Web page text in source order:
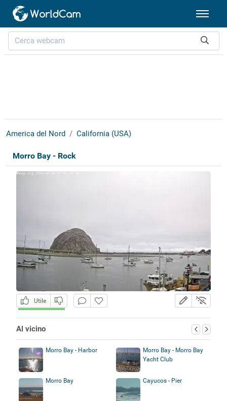
America del Nord California (USA)
Morro Bay - Rock
Utile
Al vicino
Morro Bay - Harbor
Morro Bay - Morro Bay
Yacht Club
Morro Bay Cayucos - Pier